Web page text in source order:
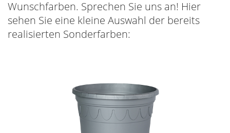
Wunschfarben. Sprechen Sie uns an! Hier
sehen Sie eine kleine Auswahl der bereits
realisierten Sonderfarben: